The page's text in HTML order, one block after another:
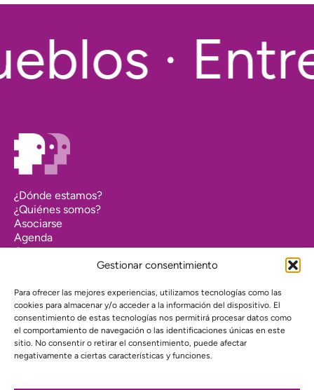
Gestionar consentimiento
Para ofrecer las mejores experiencias, utilizamos tecnologías como las
cookies para almacenar y/o acceder a la información del dispositivo. El
consentimiento de estas tecnologías nos permitirá procesar datos como
el comportamiento de navegación o las identificaciones únicas en este
sitio. No consentir o retirar el consentimiento, puede afectar
negativamente a ciertas características y funciones.
·
¿Dónde estamos?
¿Quiénes somos?
Asociarse
Agenda
Contacto
Política de privacidad
Proyecto web financiado por: